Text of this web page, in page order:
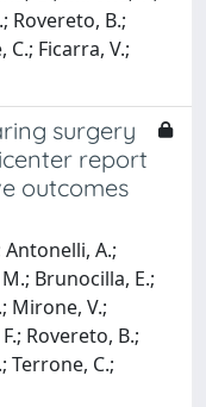
Rovereto, B.;
Ficarra, V.;
surgery
report
outcomes
Antonelli, A.;
Brunocilla, E.;
Mirone, V.;
Rovereto, B.;
Terrone, C.;